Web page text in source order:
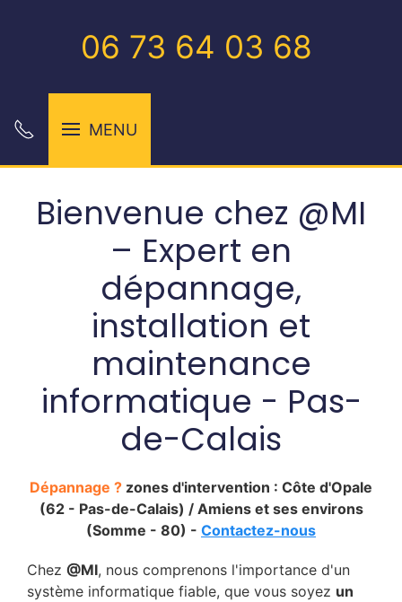
06 73 64 03 68
MENU
Bienvenue chez @MI
– Expert en
dépannage,
installation et
maintenance
informatique - Pas-
de-Calais
Dépannage ? zones d'intervention : Côte d'Opale
(62 - Pas-de-Calais) / Amiens et ses environs
(Somme - 80) - Contactez-nous
Chez @MI, nous comprenons l'importance d'un
système informatique fiable, que vous soyez un